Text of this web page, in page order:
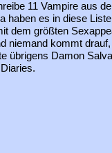
11 Vampire aus
haben es in diese
dem größten
niemand kommt
übrigens Damon